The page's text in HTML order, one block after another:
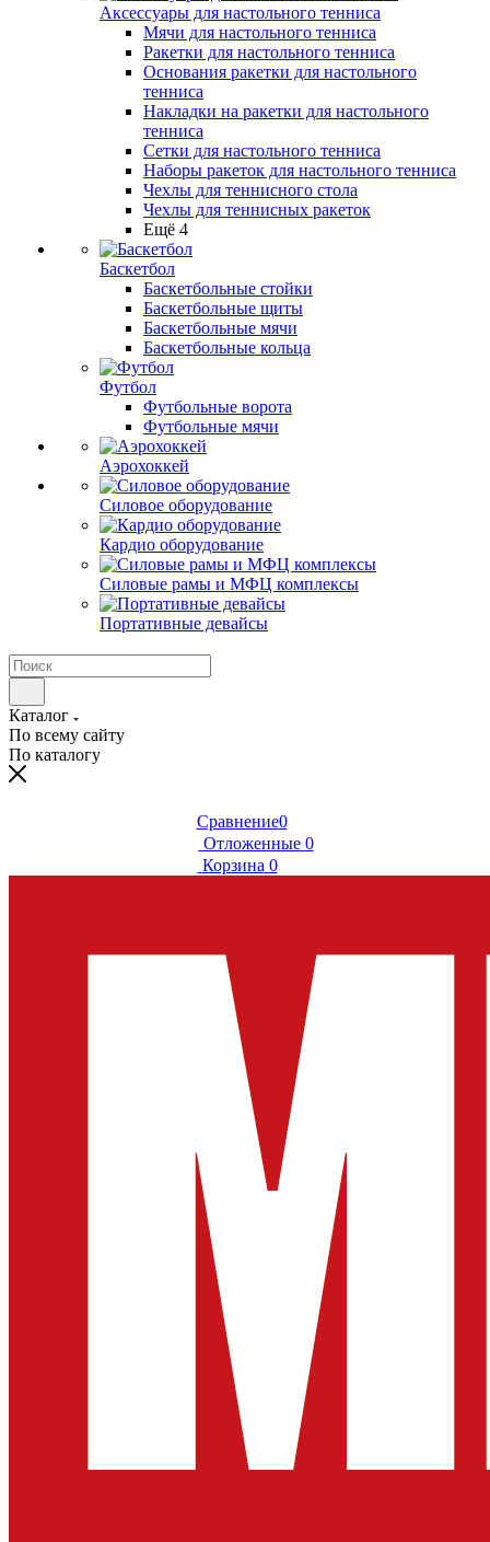
Аксессуары для настольного тенниса
Мячи для настольного тенниса
Ракетки для настольного тенниса
Основания ракетки для настольного
тенниса
Накладки на ракетки для настольного
тенниса
Сетки для настольного тенниса
Наборы ракеток для настольного тенниса
Чехлы для теннисного стола
Чехлы для теннисных ракеток
Ещё 4
Баскетбол
Баскетбольные стойки
Баскетбольные щиты
Баскетбольные мячи
Баскетбольные кольца
Футбол
Футбольные ворота
Футбольные мячи
Аэрохоккей
Силовое оборудование
Кардио оборудование
Силовые рамы и МФЦ комплексы
Портативные девайсы
Каталог
По всему сайту
По каталогу
Сравнение0
Отложенные 0
Корзина 0